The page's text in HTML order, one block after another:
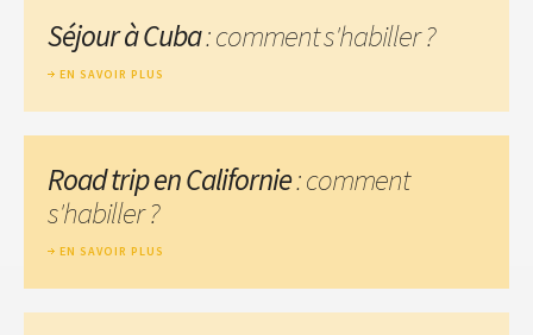
Séjour à Cuba: comment s'habiller ?
EN SAVOIR PLUS
Road trip en Californie: comment
s'habiller ?
EN SAVOIR PLUS